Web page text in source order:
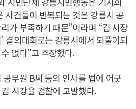
사건들이 반복되는 것은 강릉시 공
가 부족하기 때문”이라며 “김 시장
결의대회로는 강릉시에서 되풀이되
없다”고 주장했다.
무원 B씨 등의 인사를 법에 어긋
시장을 검찰에 고발했다.